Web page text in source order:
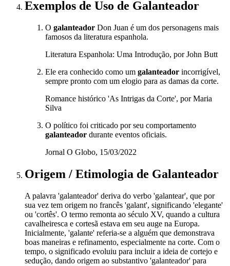
Exemplos de Uso de Galanteador
O galanteador Don Juan é um dos personagens mais
famosos da literatura espanhola.
Literatura Espanhola: Uma Introdução, por John Butt
Ele era conhecido como um galanteador incorrigível,
sempre pronto com um elogio para as damas da corte.
Romance histórico 'As Intrigas da Corte', por Maria
Silva
O político foi criticado por seu comportamento
galanteador durante eventos oficiais.
Jornal O Globo, 15/03/2022
Origem / Etimologia de Galanteador
A palavra 'galanteador' deriva do verbo 'galantear', que por
sua vez tem origem no francês 'galant', significando 'elegante'
ou 'cortês'. O termo remonta ao século XV, quando a cultura
cavalheiresca e cortesã estava em seu auge na Europa.
Inicialmente, 'galante' referia-se a alguém que demonstrava
boas maneiras e refinamento, especialmente na corte. Com o
tempo, o significado evoluiu para incluir a ideia de cortejo e
sedução, dando origem ao substantivo 'galanteador' para